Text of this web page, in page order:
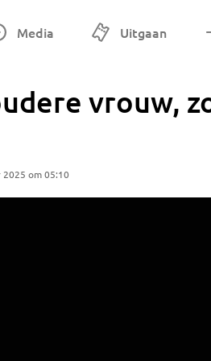
Media Uitgaan
vrouw,
om 05:10